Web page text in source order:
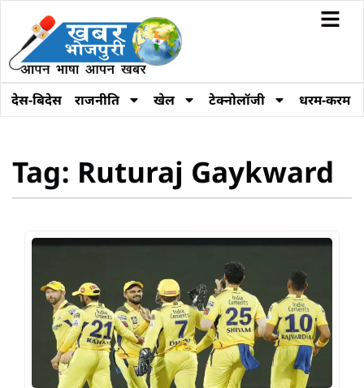
देस-बिदेस राजनीति खेल टेक्नोलॉजी धरम-करम
Tag: Ruturaj Gaykward